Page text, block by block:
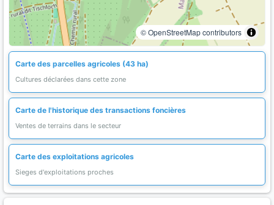
© OpenStreetMap contributors
Carte des parcelles agricoles (43 ha)
Cultures déclarées dans cette zone
Carte de l'historique des transactions foncières
Ventes de terrains dans le secteur
Carte des exploitations agricoles
Sieges d'exploitations proches